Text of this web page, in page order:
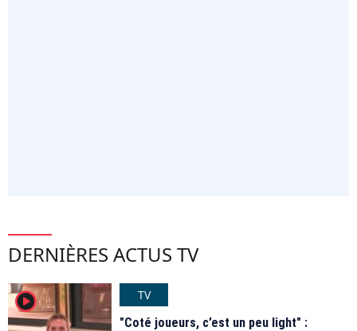
DERNIÈRES ACTUS TV
player2
TV
"Coté joueurs, c’est un peu light" :